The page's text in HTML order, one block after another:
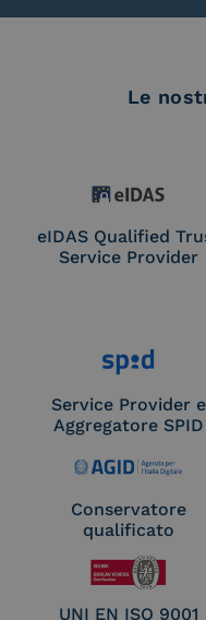
Le
eIDAS Qualified
Service Provider
Service Provider e
Aggregatore SPID
Conservatore
qualificato
UNI EN ISO 9001